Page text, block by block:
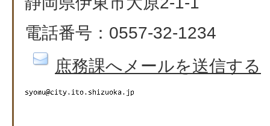
電話番号：0557-32-1234
庶務課へメールを送信する